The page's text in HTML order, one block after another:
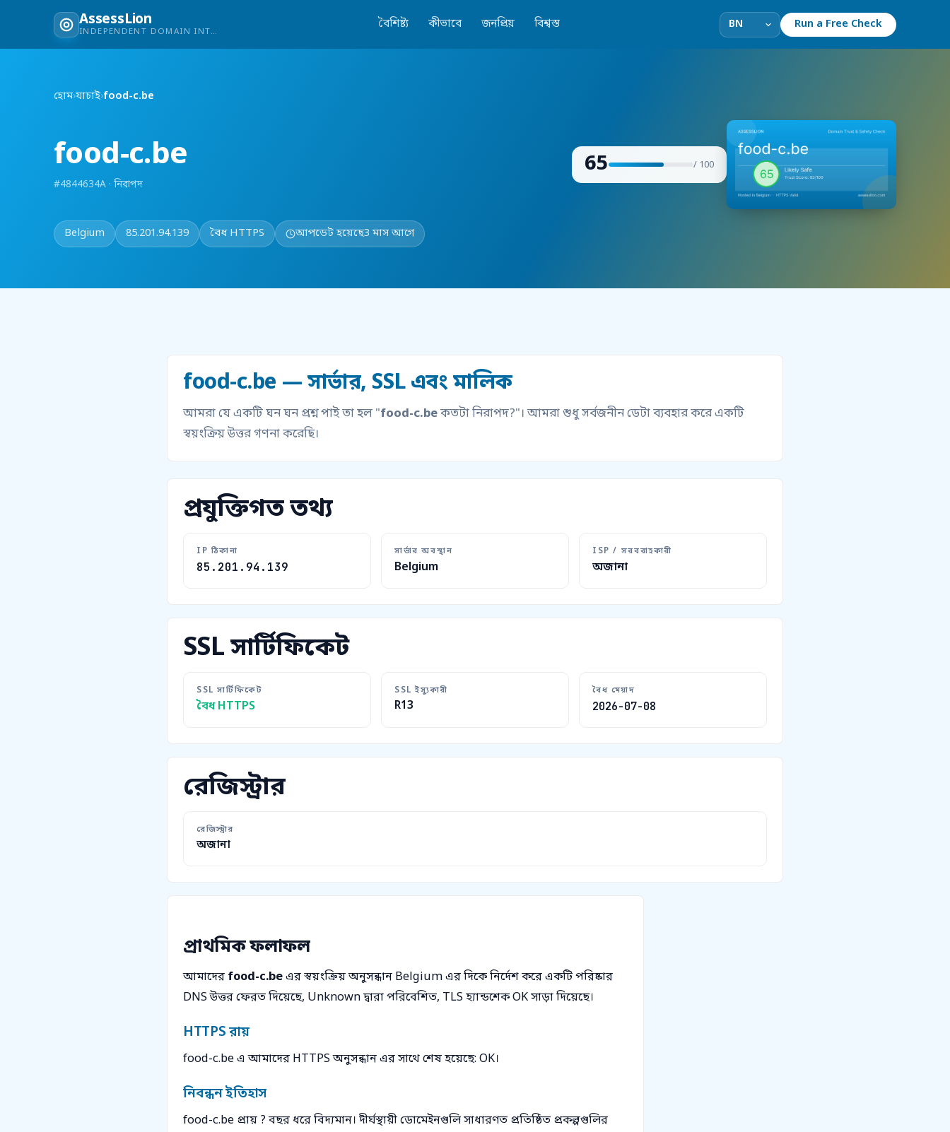
AssessLion
INDEPENDENT DOMAIN INTELLIGENCE
বৈশিষ্ট্য কীভাবে জনপ্রিয় বিশ্বস্ত Run a Free Check
হোম›যাচাই›food-c.be
food-c.be
#4844634A · নিরাপদ
65 / 100
Belgium 85.201.94.139 বৈধ HTTPS আপডেট হয়েছে3 মাস আগে
food-c.be — সার্ভার, SSL এবং মালিক
আমরা যে একটি ঘন ঘন প্রশ্ন পাই তা হল "food-c.beকতটা নিরাপদ?"। আমরা শুধু সর্বজনীন ডেটা ব্যবহার করে একটি
স্বয়ংক্রিয় উত্তর গণনা করেছি।
প্রযুক্তিগত তথ্য
IP ঠিকানা
85.201.94.139
সার্ভার অবস্থান
Belgium
ISP / সরবরাহকারী
অজানা
SSL সার্টিফিকেট
SSL সার্টিফিকেট
বৈধ HTTPS
SSL ইস্যুকারী
R13
বৈধ মেয়াদ
2026-07-08
রেজিস্ট্রার
রেজিস্ট্রার
অজানা
প্রাথমিক ফলাফল
আমাদের food-c.beএর স্বয়ংক্রিয় অনুসন্ধান Belgium এর দিকে নির্দেশ করে একটি পরিষ্কার
DNS উত্তর ফেরত দিয়েছে, Unknown দ্বারা পরিবেশিত, TLS হ্যান্ডশেক OK সাড়া দিয়েছে।
HTTPS রায়
food-c.be এ আমাদের HTTPS অনুসন্ধান এর সাথে শেষ হয়েছে: OK।
নিবন্ধন ইতিহাস
food-c.be প্রায় ? বছর ধরে বিদ্যমান। দীর্ঘস্থায়ী ডোমেইনগুলি সাধারণত প্রতিষ্ঠিত প্রকল্পগুলির